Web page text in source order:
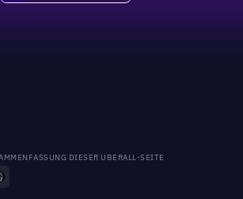
DIESER UBERALL-SEITE